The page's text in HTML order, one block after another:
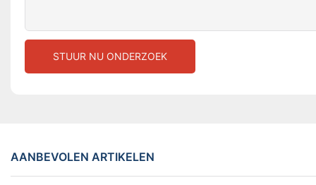
STUUR NU ONDERZOEK
AANBEVOLEN ARTIKELEN